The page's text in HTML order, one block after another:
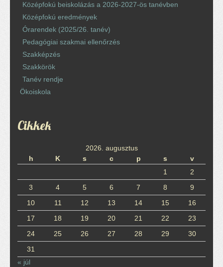
Középfokú beiskolázás a 2026-2027-ös tanévben
Középfokú eredmények
Órarendek (2025/26. tanév)
Pedagógiai szakmai ellenőrzés
Szakképzés
Szakkörök
Tanév rendje
Ökoiskola
Cikkek
2026. augusztus
h
K s c p s
v
1
2
3
4 5 6 7 8
9
10
11 12 13 14 15
16
17
18 19 20 21 22
23
24
25 26 27 28 29
30
31
« júl